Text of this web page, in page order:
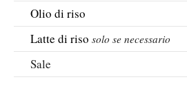
Olio di riso
Latte di riso solo se necessario
Sale